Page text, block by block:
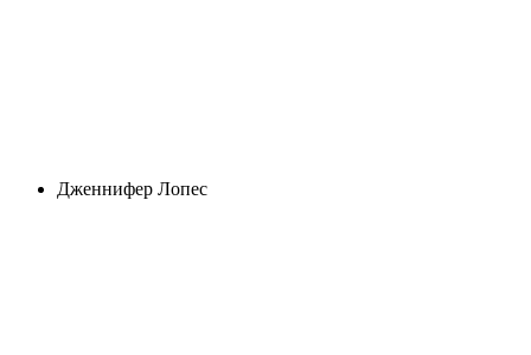
Дженнифер Лопес